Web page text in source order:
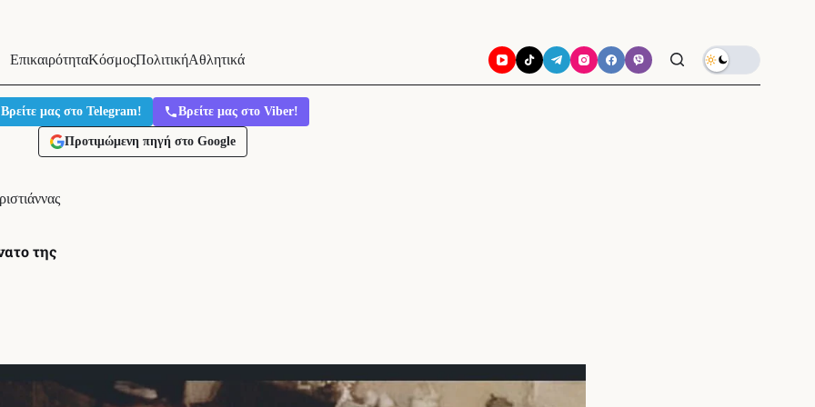
ΕπικαιρότηταΚόσμοςΠολιτικήΑθλητικά
Βρείτε μας στο Telegram! Βρείτε μας στο Viber!
Προτιμώμενη πηγή στο Google
της